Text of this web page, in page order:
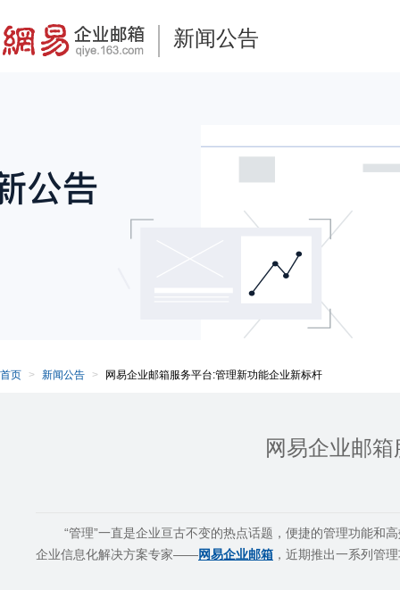
新闻公告
首页 新闻公告 网易企业邮箱服务平台:管理新功能企业新标杆
网易企业邮
“管理”一直是企业亘古不变的热点话题，便捷的管理功能和
企业信息化解决方案专家——网易企业邮箱 ，近期推出一系列管